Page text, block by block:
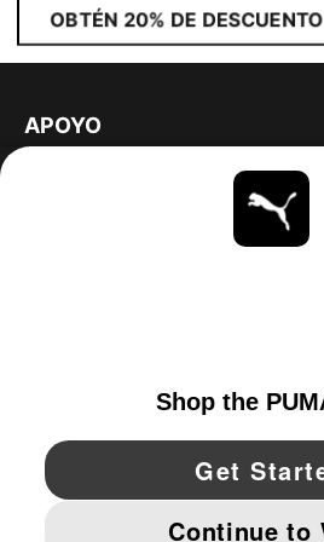
OBTÉN 20% DE DESCUENTO
APOYO
YouTube Twitter Pinterest